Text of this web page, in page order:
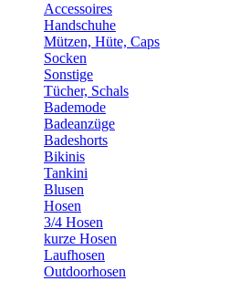
Accessoires
Handschuhe
Mützen, Hüte, Caps
Socken
Sonstige
Tücher, Schals
Bademode
Badeanzüge
Badeshorts
Bikinis
Tankini
Blusen
Hosen
3/4 Hosen
kurze Hosen
Laufhosen
Outdoorhosen